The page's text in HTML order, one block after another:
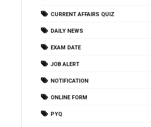
CURRENT AFFAIRS QUIZ
DAILY NEWS
EXAM DATE
JOB ALERT
NOTIFICATION
ONLINE FORM
PYQ